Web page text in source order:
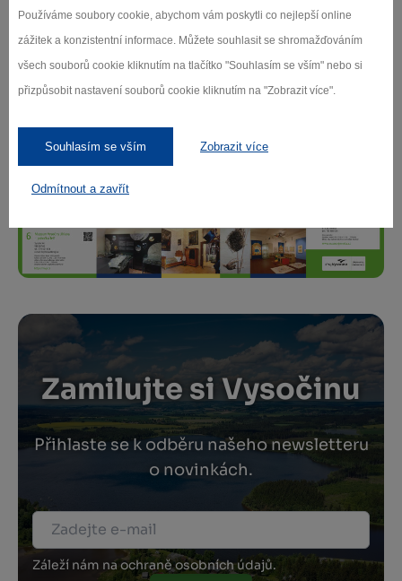
Používáme soubory cookie, abychom vám poskytli co nejlepší online
zážitek a konzistentní informace. Můžete souhlasit se shromažďováním
všech souborů cookie kliknutím na tlačítko "Souhlasím se vším" nebo si
přizpůsobit nastavení souborů cookie kliknutím na "Zobrazit více".
Souhlasím se vším Zobrazit více
Odmítnout a zavřít
Zamilujte si Vysočinu
Přihlaste se k odběru našeho newsletteru
o novinkách.
Záleží nám na ochraně osobních údajů.